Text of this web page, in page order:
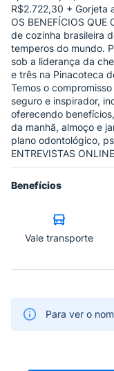
R$2.722,30 + Gorjeta
OS BENEFÍCIOS QUE
de cozinha brasileira
temperos do mundo.
sob a liderança da
e três na Pinacoteca
Temos o
seguro e inspirador,
oferecendo
da manhã, almoço e
plano odontológico,
ENTREVISTAS
Benefícios
Vale transporte
Para ver o